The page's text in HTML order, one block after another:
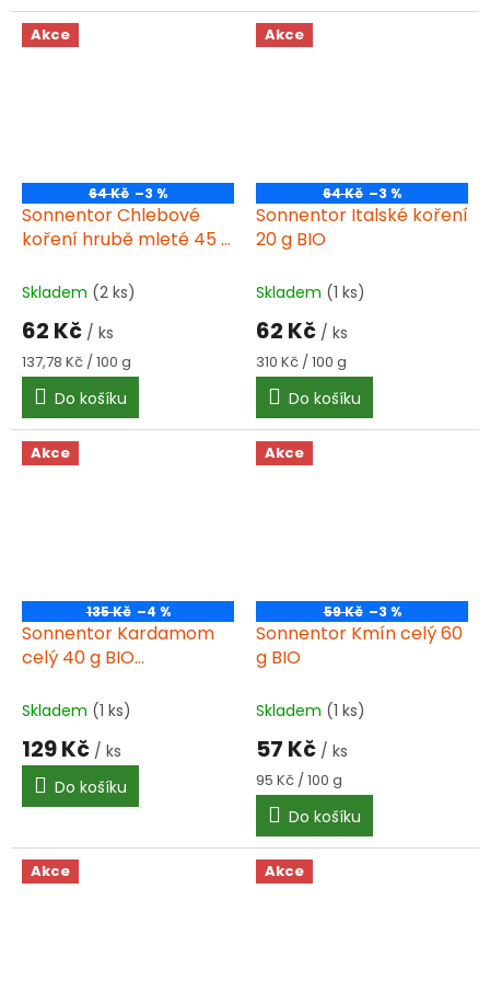
Akce
64 Kč –3 %
Sonnentor Chlebové
koření hrubě mleté 45 g
Skladem (2 ks)
62 Kč / ks
Měrná
cena:
137,78 Kč / 100 g
Do košíku
Akce
64 Kč –3 %
Sonnentor Italské koření
20 g BIO
Skladem (1 ks)
62 Kč / ks
Měrná
cena:
310 Kč / 100 g
Do košíku
Akce
135 Kč –4 %
Sonnentor Kardamom
celý 40 g BIO
Skladem (1 ks)
129 Kč / ks
Do košíku
Akce
59 Kč –3 %
Sonnentor Kmín celý 60
g BIO
Skladem (1 ks)
57 Kč / ks
Měrná
cena:
95 Kč / 100 g
Do košíku
Akce Akce